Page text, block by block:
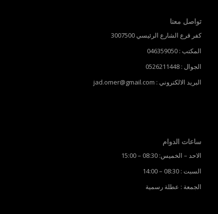
تواصل معنا
كفر قرع الشارع الرئيسي 3007500
المكتب : 046359050
الجوال : 0526211448
البريد الالكتروني : jad.omer@gmail.com
ساعات الدوام
الاحد – الخميس: 08:30 – 15:00
السبت : 08:30 – 14:00
الجمعة : عطلة رسمية